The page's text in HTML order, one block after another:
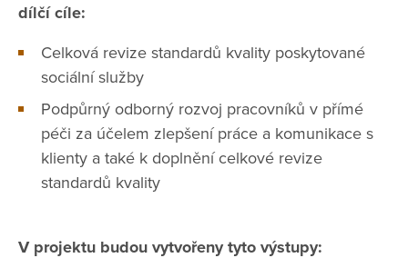
dílčí cíle:
Celková revize standardů kvality poskytované
sociální služby
Podpůrný odborný rozvoj pracovníků v přímé
péči za účelem zlepšení práce a komunikace s
klienty a také k doplnění celkové revize
standardů kvality
V projektu budou vytvořeny tyto výstupy: